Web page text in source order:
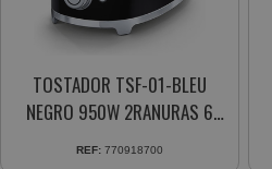
TOSTADOR TSF-01-BLEU
NEGRO 950W 2RANURAS 6
REF: 770918700